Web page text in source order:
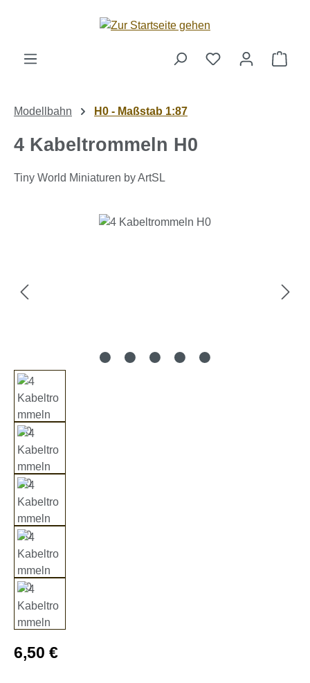
Zum Hauptinhalt springen
Modellbahn H0 - Maßstab 1:87
4 Kabeltrommeln H0
Tiny World Miniaturen by ArtSL
Bildergalerie überspringen
Regulärer Preis:
6,50 €